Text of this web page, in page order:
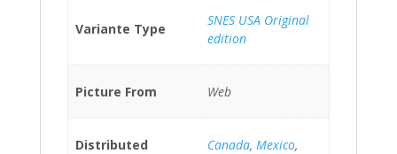
Variante Type
SNES USA Original
edition
Picture From Web
Distributed
Canada, Mexico,